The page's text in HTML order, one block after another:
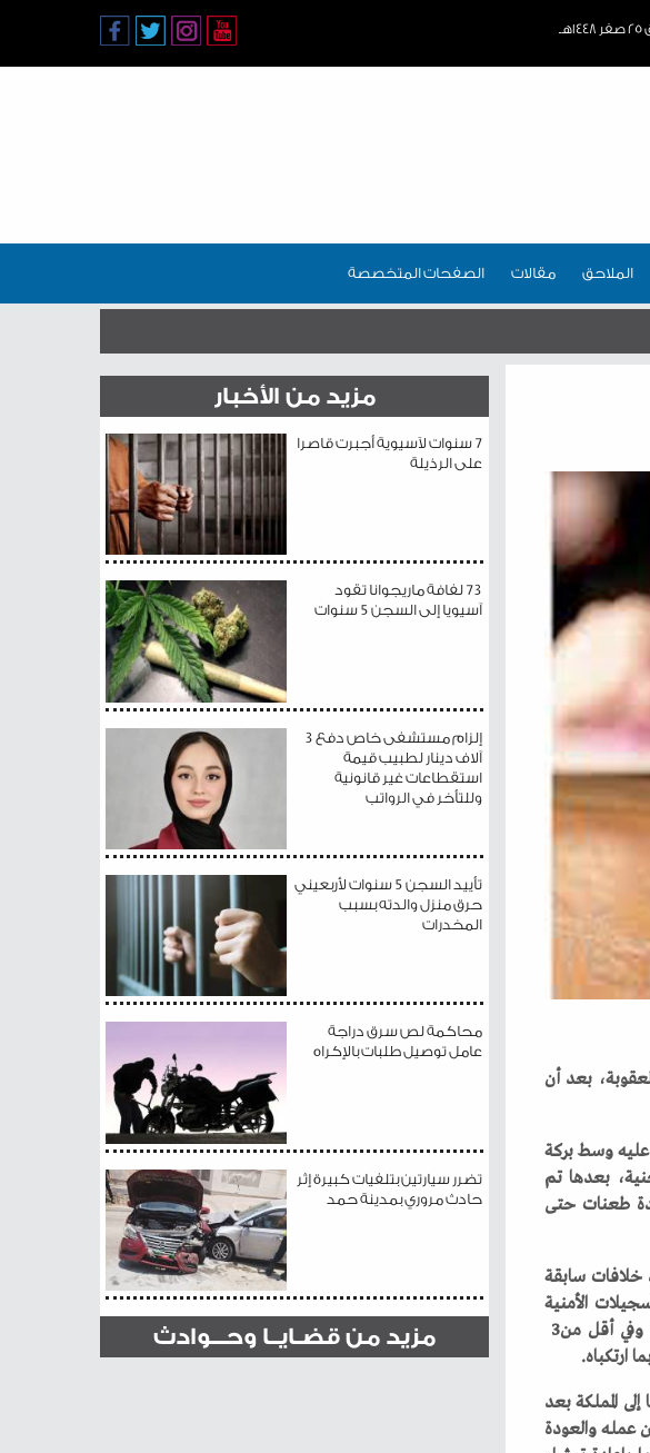
الملاحق مقالات الصفحات المتخصصة
‬والاستماع‭ ‬لأحد‭ ‬المارة‭ ‬الذي‭ ‬صادف‭ ‬رؤية‭ ‬المتهمين‭ ‬خلال‭ ‬الهرب‭ ‬بعد‭ ‬قتل‭ ‬المجني‭ ‬عليه،‭ ‬تم‭ ‬التعميم‭ ‬عليهما،‭ ‬وفي‭ ‬أقل‭ ‬من‭ ‬3‭
مزيد من الأخبار
7 سنوات لآسيوية أجبرت قاصرا
على الرذيلة
73 لفافة ماريجوانا تقود
آسيويا إلى السجن 5 سنوات
إلزام مستشفى خاص دفع 3
آلاف دينار لطبيب قيمة
استقطاعات غير قانونية
وللتأخر في الرواتب
تأييد السجن 5 سنوات لأربعيني
حرق منزل والدته بسبب
المخدرات
محاكمة لص سرق دراجة
عامل توصيل طلبات بالإكراه
تضرر سيارتين بتلفيات كبيرة إثر
حادث مروري بمدينة حمد
مزيد من قضـايــا وحـــوادث